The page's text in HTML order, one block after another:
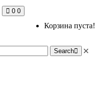
0 0
Корзина пуста!
Search